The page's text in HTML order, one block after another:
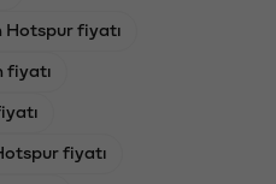
Hotspur fiyatı
fiyatı
fiyatı